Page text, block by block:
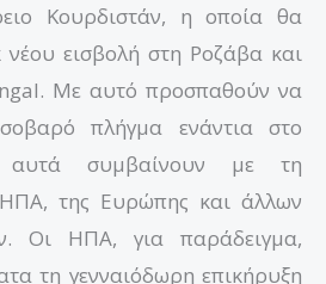
Κουρδιστάν, η οποία θα
νέου εισβολή στη Ροζάβα και
Με αυτό προσπαθούν να
πλήγμα ενάντια στο
αυτά συμβαίνουν με τη
της Ευρώπης και άλλων
Οι ΗΠΑ, για παράδειγμα,
τη γενναιόδωρη επικήρυξη